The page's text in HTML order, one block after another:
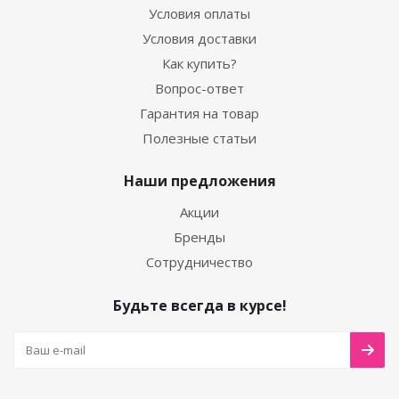
Условия оплаты
Условия доставки
Как купить?
Вопрос-ответ
Гарантия на товар
Полезные статьи
Наши предложения
Акции
Бренды
Сотрудничество
Будьте всегда в курсе!